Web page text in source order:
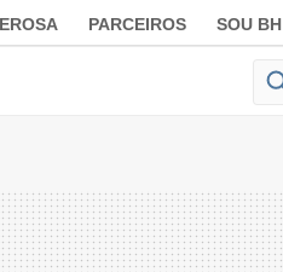
PARCEIROS SOU BH